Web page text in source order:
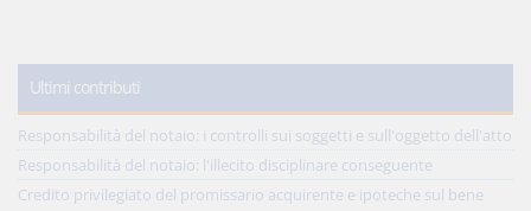
Ultimi contributi
Responsabilità del notaio: i controlli sui soggetti e sull'oggetto dell'atto
Responsabilità del notaio: l'illecito disciplinare conseguente
Credito privilegiato del promissario acquirente e ipoteche sul bene